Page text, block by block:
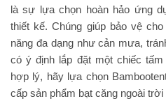
là sự lựa chọn hoàn hảo ứng
thiết kế. Chúng giúp bảo vệ
năng đa dạng như cản mưa,
có ý định lắp đặt một chiếc
hợp lý, hãy lựa chọn
cấp sản phẩm bạt căng ngoài